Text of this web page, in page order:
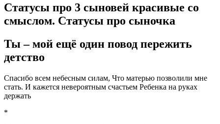
Статусы про 3 сыновей красивые со
смыслом. Статусы про сыночка
Ты – мой ещё один повод пережить
детство
Спасибо всем небесным силам, Что матерью позволили мне
стать. И кажется невероятным счастьем Ребенка на руках
держать
*